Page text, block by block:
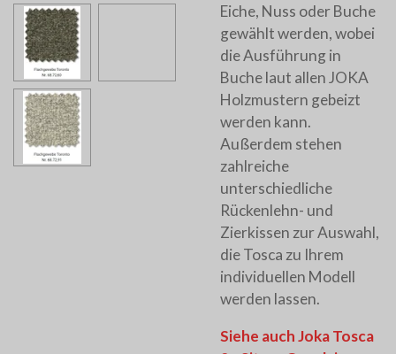
Eiche, Nuss oder Buche
gewählt werden, wobei
die Ausführung in
Buche laut allen JOKA
Holzmustern gebeizt
werden kann.
Außerdem stehen
zahlreiche
unterschiedliche
Rückenlehn- und
Zierkissen zur Auswahl,
die Tosca zu Ihrem
individuellen Modell
werden lassen.
Siehe auch Joka Tosca